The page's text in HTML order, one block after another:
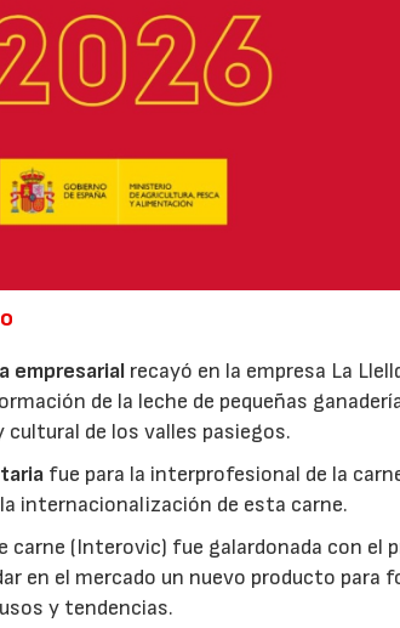
empresarial recayó en la empresa La
de la leche de pequeñas
de los valles pasiegos.
fue para la interprofesional de la
internacionalización de esta carne.
(Interovic) fue galardonada con el
en el mercado un nuevo producto para
y tendencias.